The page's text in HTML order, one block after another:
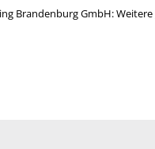
Brandenburg GmbH: Weitere